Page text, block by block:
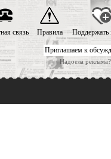
Приглашаем к
Надоела
связь Правила Поддержать